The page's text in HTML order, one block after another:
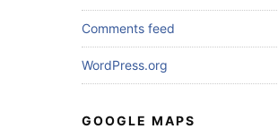
Comments feed
WordPress.org
GOOGLE MAPS